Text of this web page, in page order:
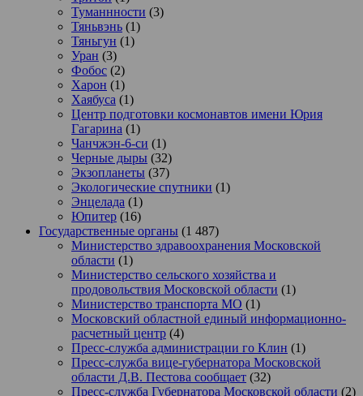
Туманнности (3)
Тяньвэнь (1)
Тяньгун (1)
Уран (3)
Фобос (2)
Харон (1)
Хаябуса (1)
Центр подготовки космонавтов имени Юрия
Гагарина (1)
Чанчжэн-6-си (1)
Черные дыры (32)
Экзопланеты (37)
Экологические спутники (1)
Энцелада (1)
Юпитер (16)
Государственные органы (1 487)
Министерство здравоохранения Московской
области (1)
Министерство сельского хозяйства и
продовольствия Московской области (1)
Министерство транспорта МО (1)
Московский областной единый информационно-
расчетный центр (4)
Пресс-служба администрации го Клин (1)
Пресс-служба вице-губернатора Московской
области Д.В. Пестова сообщает (32)
Пресс-служба Губернатора Московской области (2)